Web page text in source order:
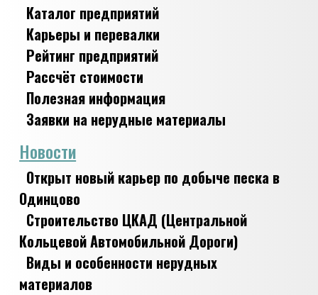
Каталог предприятий
Карьеры и перевалки
Рейтинг предприятий
Рассчёт стоимости
Полезная информация
Заявки на нерудные материалы
Новости
Открыт новый карьер по добыче песка в
Одинцово
Строительство ЦКАД (Центральной
Кольцевой Автомобильной Дороги)
Виды и особенности нерудных
материалов